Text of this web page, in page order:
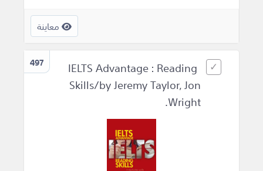
معاينة
497
IELTS Advantage : Reading
Skills/by Jeremy Taylor, Jon
Wright.